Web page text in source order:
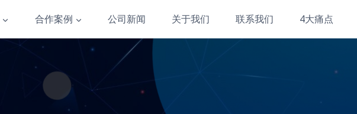
合作案例 公司新闻 关于我们 联系我们 4大痛点